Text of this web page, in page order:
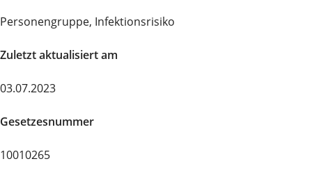
Personengruppe, Infektionsrisiko
Zuletzt aktualisiert am
03.07.2023
Gesetzesnummer
10010265